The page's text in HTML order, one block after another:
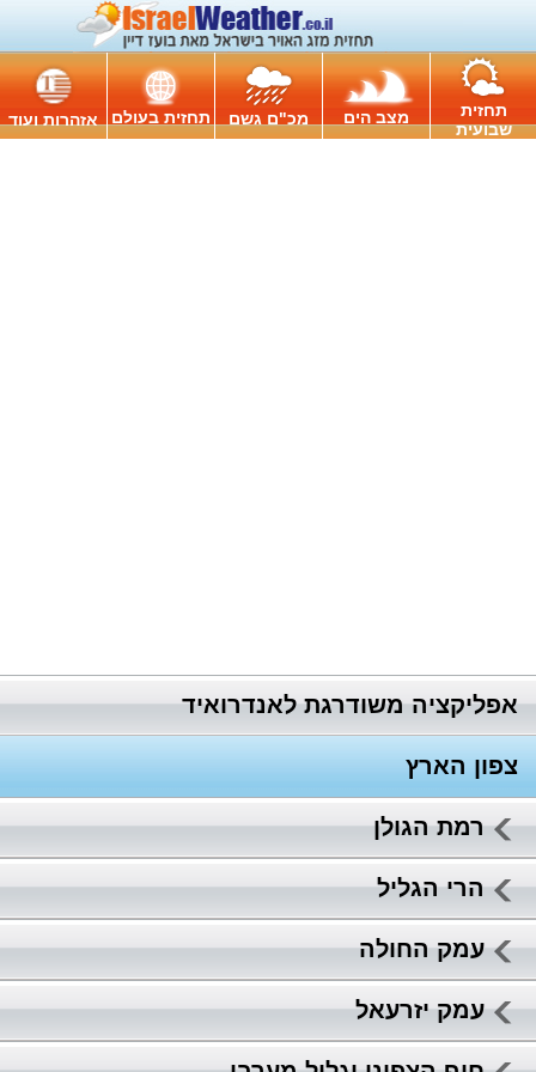
תחזית
שבועית
מצב הים מכ"ם גשם תחזית בעולם אזהרות ועוד
אפליקציה משודרגת לאנדרואיד
צפון הארץ
רמת הגולן
הרי הגליל
עמק החולה
עמק יזרעאל